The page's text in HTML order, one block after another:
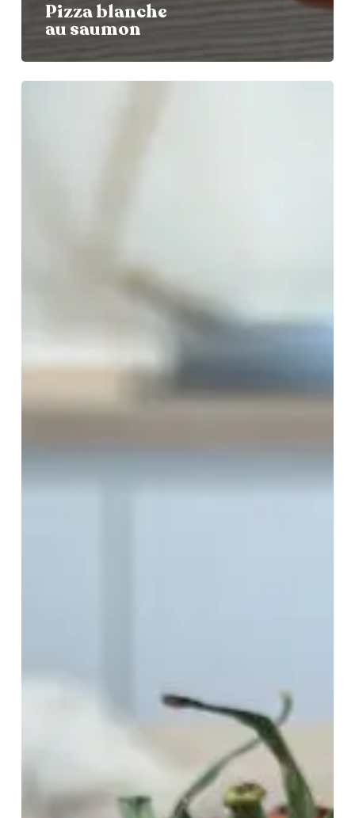
Pizza blanche
au saumon